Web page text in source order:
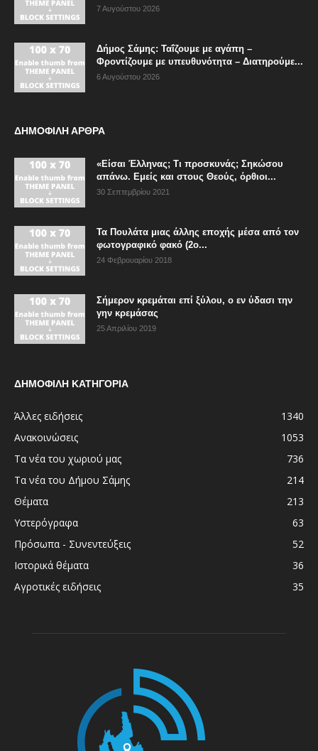
7 Αυγούστου 2026
Δήμος Σάμης: Ταΐζουμε με αγάπη –
Φροντίζουμε με υπευθυνότητα – Διατηρούμε...
6 Αυγούστου 2026
ΔΗΜΟΦΙΛΗ ΑΡΘΡΑ
«Είσαι Έλληνας; Τι προσκυνάς; Σηκώσου
απάνω. Εμείς και στους Θεούς, όρθιοι...
30 Σεπτεμβρίου 2021
Τα Πουλάτα μιας άλλης εποχής μέσα από τον
φωτογραφικό φακό (2ο...
24 Φεβρουαρίου 2018
Σήμερον κρεμάται επί ξύλου, ο εν ύδασι την
γην κρεμάσας
25 Απριλίου 2019
ΔΗΜΟΦΙΛΗ ΚΑΤΗΓΟΡΙΑ
Άλλες ειδήσεις
1340
Ανακοινώσεις
1053
Τα νέα του χωριού μας
736
Τα νέα του Δήμου Σάμης
214
Θέματα
213
Υστερόγραφα
63
Πρόσωπα - Συνεντεύξεις
52
Ιστορικά θέματα
36
Αγροτικές ειδήσεις
35